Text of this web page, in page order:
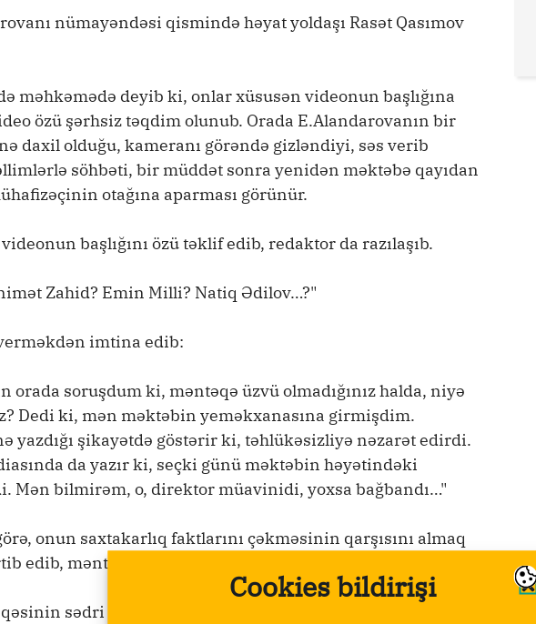
Cookies bildirişi
nümayəndəsi qismində həyat yoldaşı Rasət Qasımov
məhkəmədə deyib ki, onlar xüsusən videonun başlığına
özü şərhsiz təqdim olunub. Orada E.Alandarovanın bir
daxil olduğu, kameranı görəndə gizləndiyi, səs verib
söhbəti, bir müddət sonra yenidən məktəbə qayıdan
otağına aparması görünür.
başlığını özü təklif edib, redaktor da razılaşıb.
Zahid? Emin Milli? Natiq Ədilov…?"
imtina edib:
orada soruşdum ki, məntəqə üzvü olmadığınız halda, niyə
Dedi ki, mən məktəbin yeməkxanasına girmişdim.
yazdığı şikayətdə göstərir ki, təhlükəsizliyə nəzarət edirdi.
da yazır ki, seçki günü məktəbin həyətindəki
Mən bilmirəm, o, direktor müavinidi, yoxsa bağbandı…"
onun saxtakarlıq faktlarını çəkməsinin qarşısını almaq
edib, məntəqədən çıxarıblar:
sədri ilə müşahidəçi qismində iştirak edən